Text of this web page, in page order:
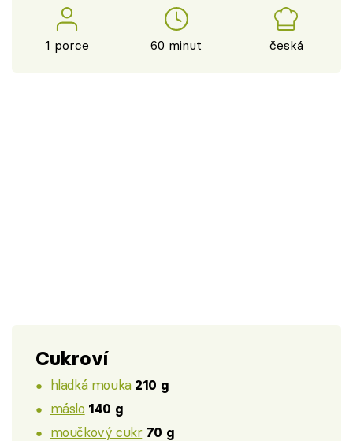
1 porce 60 minut česká
Cukroví
hladká mouka 210 g
máslo 140 g
moučkový cukr 70 g